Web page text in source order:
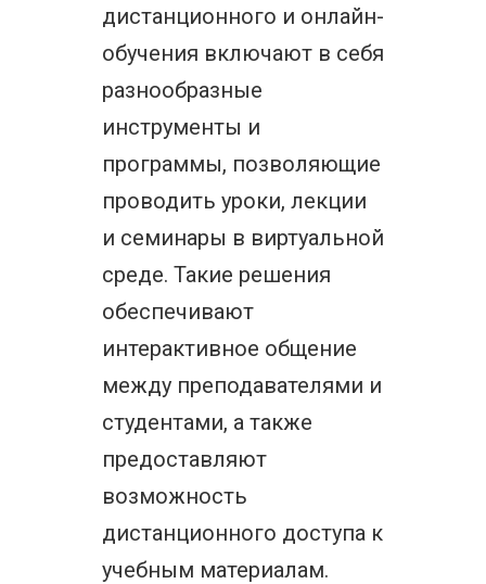
дистанционного и онлайн-
обучения включают в себя
разнообразные
инструменты и
программы, позволяющие
проводить уроки, лекции
и семинары в виртуальной
среде. Такие решения
обеспечивают
интерактивное общение
между преподавателями и
студентами, а также
предоставляют
возможность
дистанционного доступа к
учебным материалам.